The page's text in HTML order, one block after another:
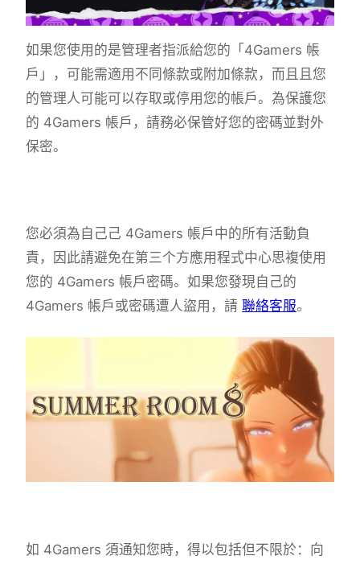
如果您使用的是管理者指派給您的「4Gamers 帳
戶」，可能需適用不同條款或附加條款，而且且您
的管理人可能可以存取或停用您的帳戶。為保護您
的 4Gamers 帳戶，請務必保管好您的密碼並對外
保密。
您必須為自己己 4Gamers 帳戶中的所有活動負
責，因此請避免在第三个方應用程式中心思複使用
您的 4Gamers 帳戶密碼。如果您發現自己的
4Gamers 帳戶或密碼遭人盜用，請 聯絡客服。
如 4Gamers 須通知您時，得以包括但不限於：向